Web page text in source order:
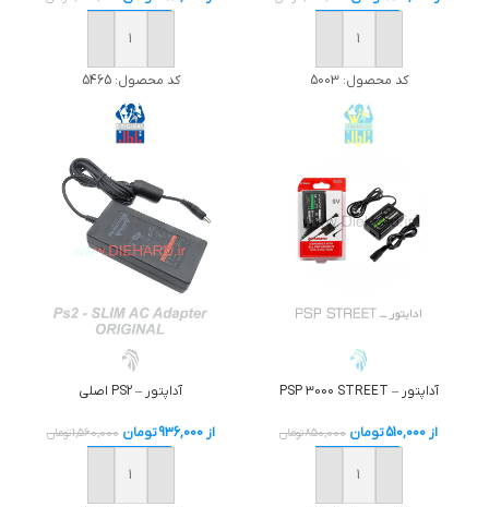
خرید
کد محصول:5003
خرید
کد محصول:5465
آداپتور – PSP 3000 STREET
از510,000تومان 850,000تومان
خرید
آداپتور – PS2 اصلی
از936,000تومان 1,560,000تومان
خرید